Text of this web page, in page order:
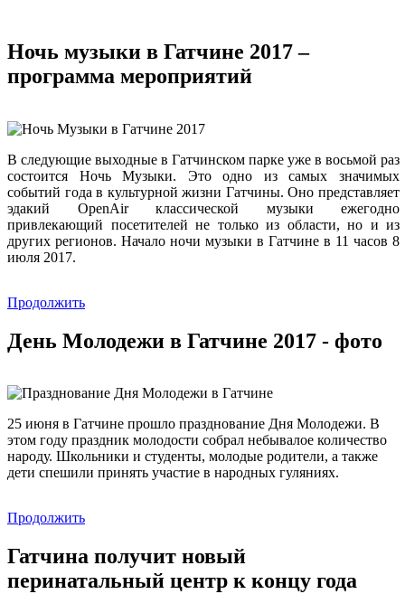
Ночь музыки в Гатчине 2017 –
программа мероприятий
В следующие выходные в Гатчинском парке уже в восьмой раз
состоится Ночь Музыки. Это одно из самых значимых
событий года в культурной жизни Гатчины. Оно представляет
эдакий OpenAir классической музыки ежегодно
привлекающий посетителей не только из области, но и из
других регионов. Начало ночи музыки в Гатчине в 11 часов 8
июля 2017.
Продолжить
День Молодежи в Гатчине 2017 - фото
25 июня в Гатчине прошло празднование Дня Молодежи. В
этом году праздник молодости собрал небывалое количество
народу. Школьники и студенты, молодые родители, а также
дети спешили принять участие в народных гуляниях.
Продолжить
Гатчина получит новый
перинатальный центр к концу года